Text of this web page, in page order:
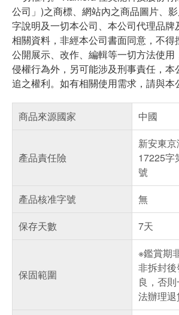
公司」)之商標、網站內之商品圖片、
字說明及一切本公司、本公司代理品牌
相關資料，非經本公司書面同意，不得
公開展示、改作、編輯等一切方法使用
侵權行為外，另可能涉及刑事責任，本
追之權利。如有相關使用需求，請與本
商品來源國家 中國
產品責任險
新安東
17225字
號
產品核准字號
無
保存天數
7天
保固範圍
※鑑賞期
非拆封
良，否
法辦理退